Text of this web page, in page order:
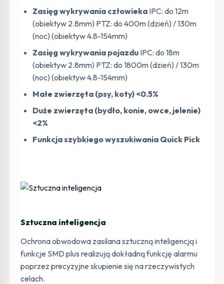
Zasięg wykrywania człowieka IPC: do 12m
(obiektyw 2.8mm) PTZ: do 400m (dzień) / 130m
(noc) (obiektyw 4.8-154mm)
Zasięg wykrywania pojazdu IPC: do 18m
(obiektyw 2.8mm) PTZ: do 1800m (dzień) / 130m
(noc) (obiektyw 4.8-154mm)
Małe zwierzęta (psy, koty) <0.5%
Duże zwierzęta (bydło, konie, owce, jelenie)
<2%
Funkcja szybkiego wyszukiwania Quick Pick
Sztuczna inteligencja
Ochrona obwodowa zasilana sztuczną inteligencją i
funkcje SMD plus realizują dokładną funkcję alarmu
poprzez precyzyjne skupienie się na rzeczywistych
celach.